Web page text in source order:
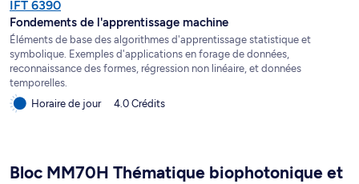
IFT 6390
Fondements de l'apprentissage machine
Éléments de base des algorithmes d'apprentissage statistique et
symbolique. Exemples d'applications en forage de données,
reconnaissance des formes, régression non linéaire, et données
temporelles.
Horaire de jour
4.0 Crédits
Bloc MM70H Thématique biophotonique et